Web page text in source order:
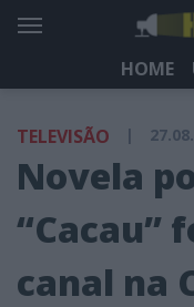
HOME
TELEVISÃO |
Novela
“Cacau”
canal na